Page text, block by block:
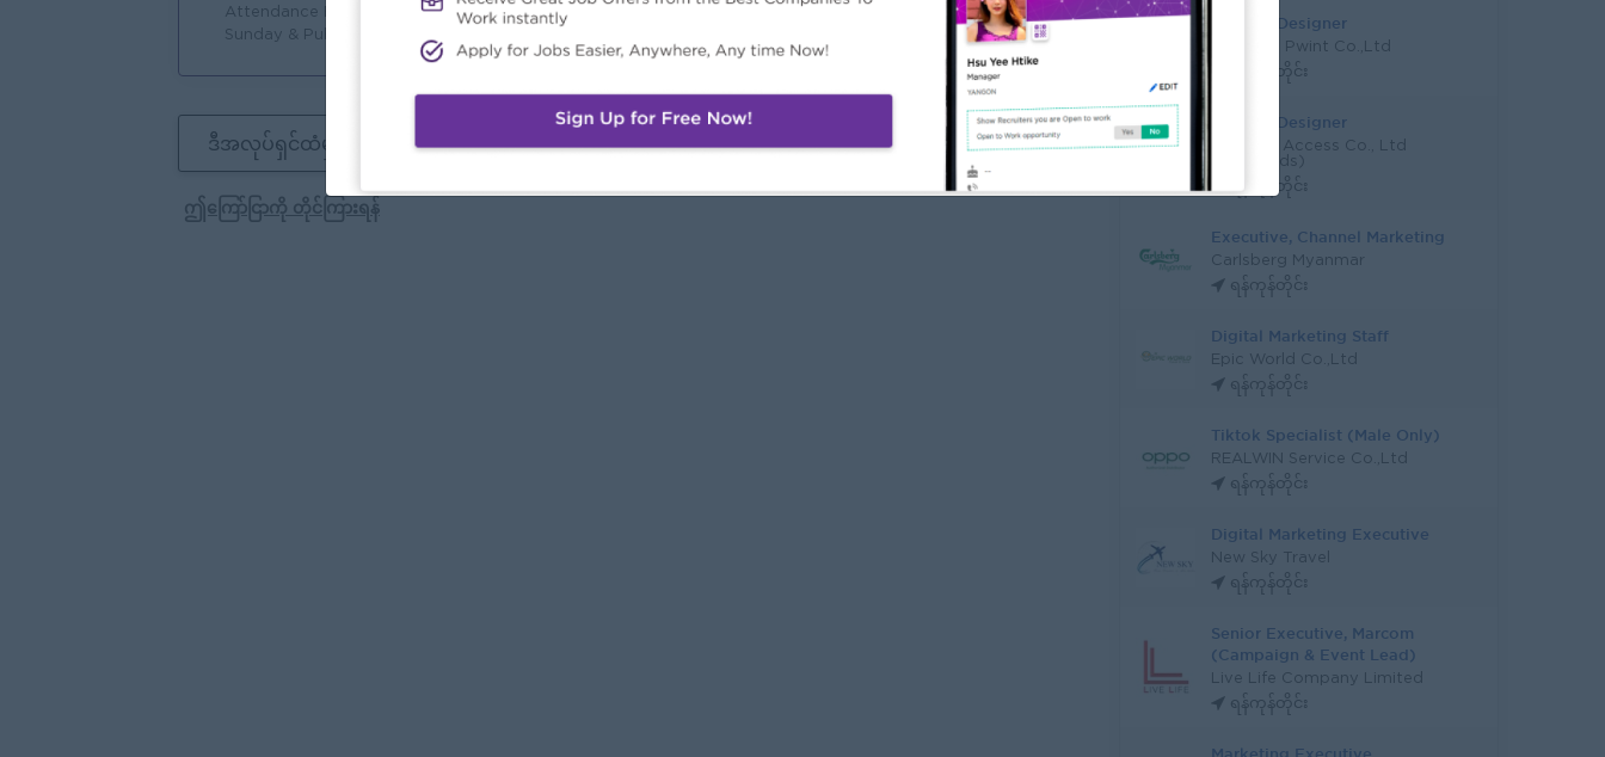
Attendance Bonus
Sunday & Public Holiday OFF
Make a difference
Management potential
ဒီအလုပ်ရှင်ထံမှနောက်ထပ်အလုပ်များ
ဤကြော်ငြာကို တိုင်ကြားရန်
Graphic Designer
Ga Mone Pwint Co.,Ltd
ရန်ကုန်တိုင်း
Graphic Designer
Creative Access Co., Ltd
(Yangoods)
ရန်ကုန်တိုင်း
Executive, Channel Marketing
Carlsberg Myanmar
ရန်ကုန်တိုင်း
Digital Marketing Staff
Epic World Co.,Ltd
ရန်ကုန်တိုင်း
Tiktok Specialist (Male Only)
REALWIN Service Co.,Ltd
ရန်ကုန်တိုင်း
Digital Marketing Executive
New Sky Travel
ရန်ကုန်တိုင်း
Senior Executive, Marcom
(Campaign & Event Lead)
Live Life Company Limited
ရန်ကုန်တိုင်း
Marketing Executive